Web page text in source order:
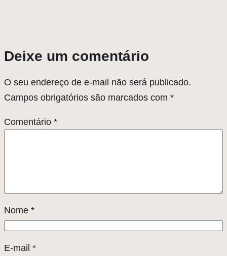
Deixe um comentário
O seu endereço de e-mail não será publicado.
Campos obrigatórios são marcados com *
Comentário *
Nome *
E-mail *